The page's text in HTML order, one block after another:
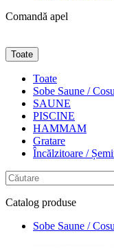
Comandă apel
Toate
Toate
Sobe Saune /
SAUNE
PISCINE
HAMMAM
Gratare
Încălzitoare /
Catalog produse
Sobe Saune /